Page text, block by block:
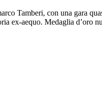
Tamberi, con una gara
aequo. Medaglia d’oro